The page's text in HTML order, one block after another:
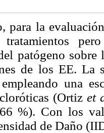
para la
tratamientos
patógeno sobre
de los EE. La
una
(Ortiz et
%). Con los
de Daño